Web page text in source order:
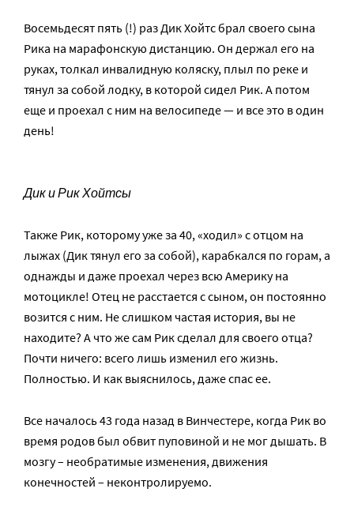
Восемьдесят пять (!) раз Дик Хойтс брал своего сына
Рика на марафонскую дистанцию. Он держал его на
руках, толкал инвалидную коляску, плыл по реке и
тянул за собой лодку, в которой сидел Рик. А потом
еще и проехал с ним на велосипеде — и все это в один
день!
Дик и Рик Хойтсы
Также Рик, которому уже за 40, «ходил» с отцом на
лыжах (Дик тянул его за собой), карабкался по горам, а
однажды и даже проехал через всю Америку на
мотоцикле! Отец не расстается с сыном, он постоянно
возится с ним. Не слишком частая история, вы не
находите? А что же сам Рик сделал для своего отца?
Почти ничего: всего лишь изменил его жизнь.
Полностью. И как выяснилось, даже спас ее.
Все началось 43 года назад в Винчестере, когда Рик во
время родов был обвит пуповиной и не мог дышать. В
мозгу – необратимые изменения, движения
конечностей – неконтролируемо.